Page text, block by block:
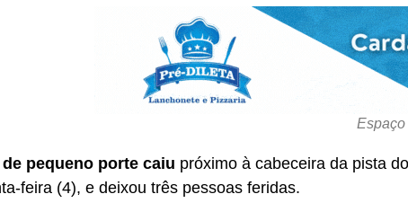
pequeno porte caiu próximo à cabeceira da pista
feira (4), e deixou três pessoas feridas.